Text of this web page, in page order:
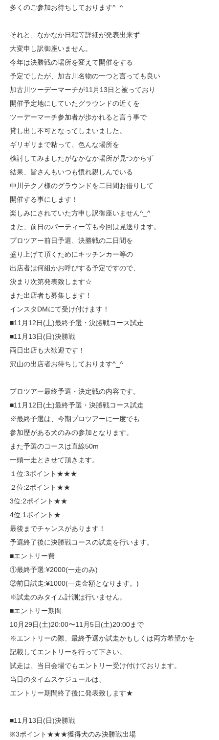
多くのご参加お待ちしております^_^
それと、なかなか日程等詳細が発表出来ず
大変申し訳御座いません。
今年は決勝戦の場所を変えて開催をする
予定でしたが、加古川名物の一つと言っても良い
加古川ツーデーマーチが11月13日と被っており
開催予定地にしていたグラウンドの近くを
ツーデーマーチ参加者が歩かれると言う事で
貸し出し不可となってしまいました。
ギリギリまで粘って、色んな場所を
検討してみましたがなかなか場所が見つからず
結果、皆さんもいつも慣れ親しんでいる
中川テクノ様のグラウンドを二日間お借りして
開催する事にします！
楽しみにされていた方申し訳御座いません^_^
また、前日のパーティー等も今回は見送ります。
プロツアー前日予選、決勝戦の二日間を
盛り上げて頂くためにキッチンカー等の
出店者は何組かお呼びする予定ですので、
決まり次第発表致します☆
また出店者も募集します！
インスタDMにて受け付けます！
■11月12日(土)最終予選・決勝戦コース試走
■11月13日(日)決勝戦
両日出店も大歓迎です！
沢山の出店者お待ちしております^_^
プロツアー最終予選・決定戦の内容です。
■11月12日(土)最終予選・決勝戦コース試走
※最終予選は、今期プロツアーに一度でも
参加歴がある犬のみの参加となります。
また予選のコースは直線50m
一頭一走とさせて頂きます。
１位:3ポイント★★★
２位:2ポイント★★
3位:2ポイント★★
4位:1ポイント★
最後までチャンスがあります！
予選終了後に決勝戦コースの試走を行います。
■エントリー費
①最終予選:¥2000(一走のみ)
②前日試走:¥1000(一走金額となります。)
※試走のみタイム計測は行いません。
■エントリー期間:
10月29日(土)20:00〜11月5日(土)20:00まで
※エントリーの際、最終予選か試走かもしくは両方希望かを
記載してエントリーを行って下さい。
試走は、当日会場でもエントリー受け付けております。
当日のタイムスケジュールは、
エントリー期間終了後に発表致します★
■11月13日(日)決勝戦
※3ポイント★★★獲得犬のみ決勝戦出場